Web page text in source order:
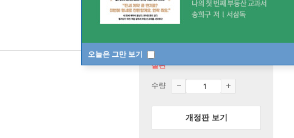
오늘은 그만 보기
절판
수량
개정판 보기